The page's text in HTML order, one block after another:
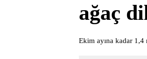
ağaç
Ekim ayına kadar